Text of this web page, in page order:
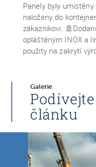
Panely byly
naloženy do
zákazníkovi.
opláštěným INOX a
použity na zakrytí
Galerie
článku